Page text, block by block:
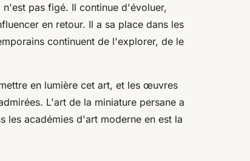
pas figé. Il continue d'évoluer,
en retour. Il a sa place dans les
continuent de l'explorer, de le
en lumière cet art, et les œuvres
L'art de la miniature persane a
les académies d'art moderne en est la